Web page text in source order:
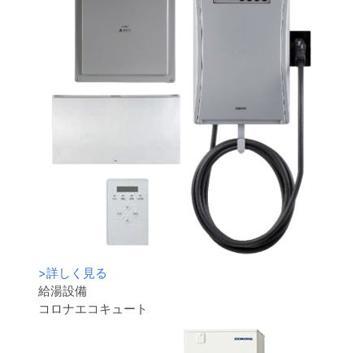
>詳しく見る
給湯設備
コロナエコキュート